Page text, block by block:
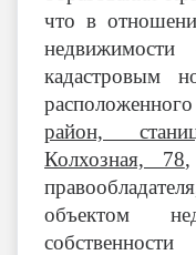
что в
кадастровым
район,
Колхозная, 78
объектом